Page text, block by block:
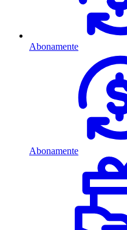
Abonamente
Abonamente